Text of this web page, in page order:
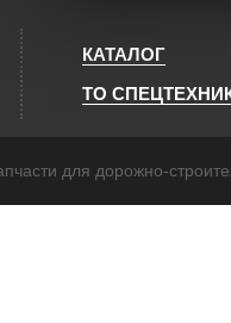
КАТАЛОГ
ТО
для дорожно-